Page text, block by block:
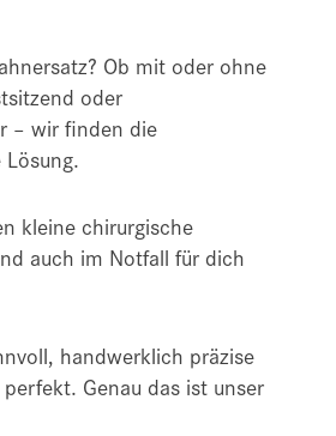
Ob mit oder ohne
oder
– wir finden die
kleine chirurgische
auch im Notfall für dich
handwerklich präzise
Genau das ist unser